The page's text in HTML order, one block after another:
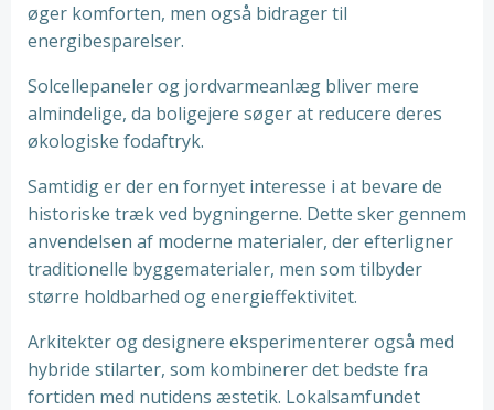
øger komforten, men også bidrager til
energibesparelser.
Solcellepaneler og jordvarmeanlæg bliver mere
almindelige, da boligejere søger at reducere deres
økologiske fodaftryk.
Samtidig er der en fornyet interesse i at bevare de
historiske træk ved bygningerne. Dette sker gennem
anvendelsen af moderne materialer, der efterligner
traditionelle byggematerialer, men som tilbyder
større holdbarhed og energieffektivitet.
Arkitekter og designere eksperimenterer også med
hybride stilarter, som kombinerer det bedste fra
fortiden med nutidens æstetik. Lokalsamfundet